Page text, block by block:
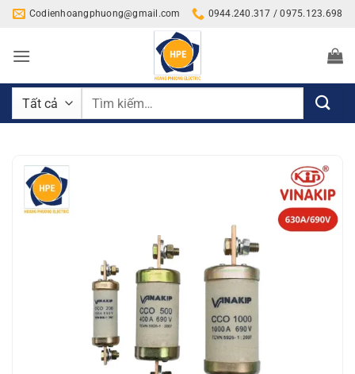
Bỏ
nội
Codienhoangphuong@gmail.com 0944.240.317 / 0975.123.698
Tìm